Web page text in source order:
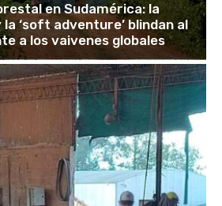
en Sudamérica: la
‘soft adventure’ blindan al
a los vaivenes globales